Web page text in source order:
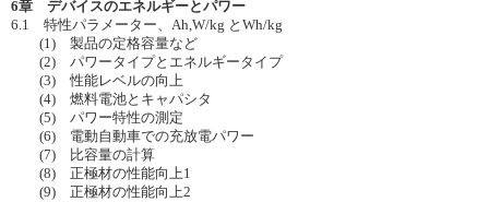
6章 デバイスのエネルギーとパワー
6.1 特性パラメーター、Ah,W/kg とWh/kg
(1) 製品の定格容量など
(2) パワータイプとエネルギータイプ
(3) 性能レベルの向上
(4) 燃料電池とキャパシタ
(5) パワー特性の測定
(6) 電動自動車での充放電パワー
(7) 比容量の計算
(8) 正極材の性能向上1
(9) 正極材の性能向上2